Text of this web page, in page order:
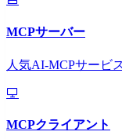
MCPサーバー
人気AI-MCPサービ
MCPクライアント